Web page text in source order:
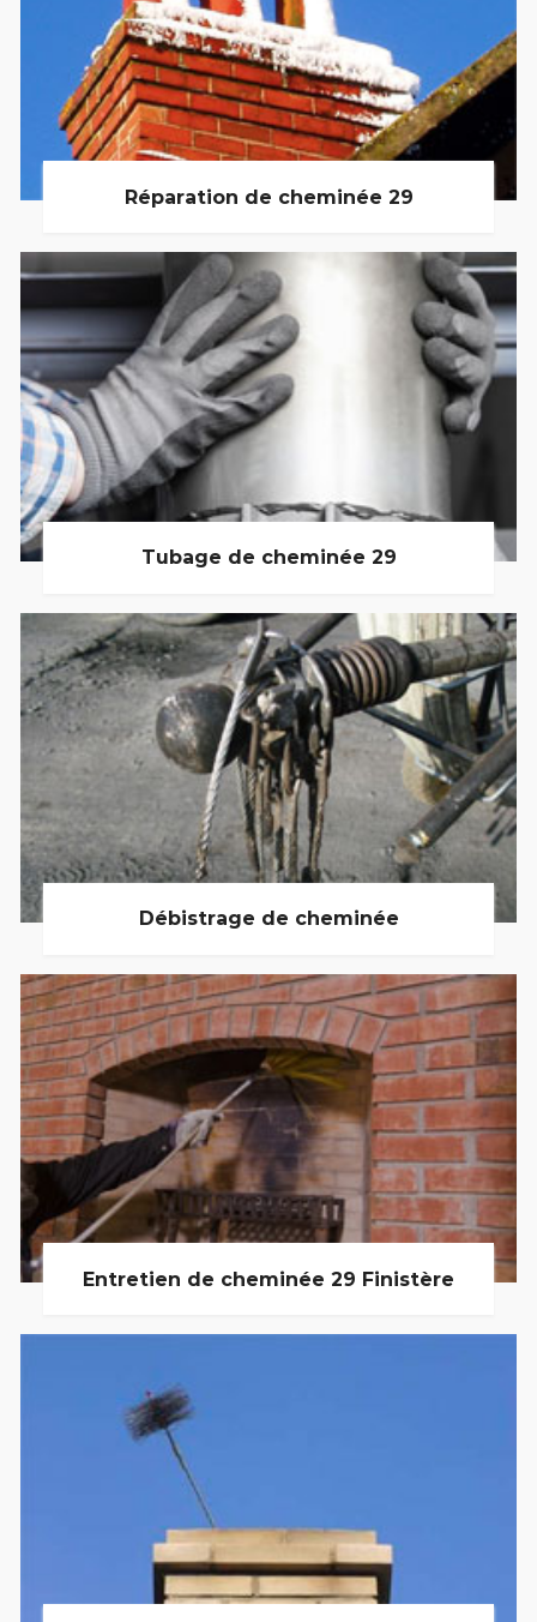
Réparation de cheminée 29
Tubage de cheminée 29
Débistrage de cheminée
Entretien de cheminée 29 Finistère